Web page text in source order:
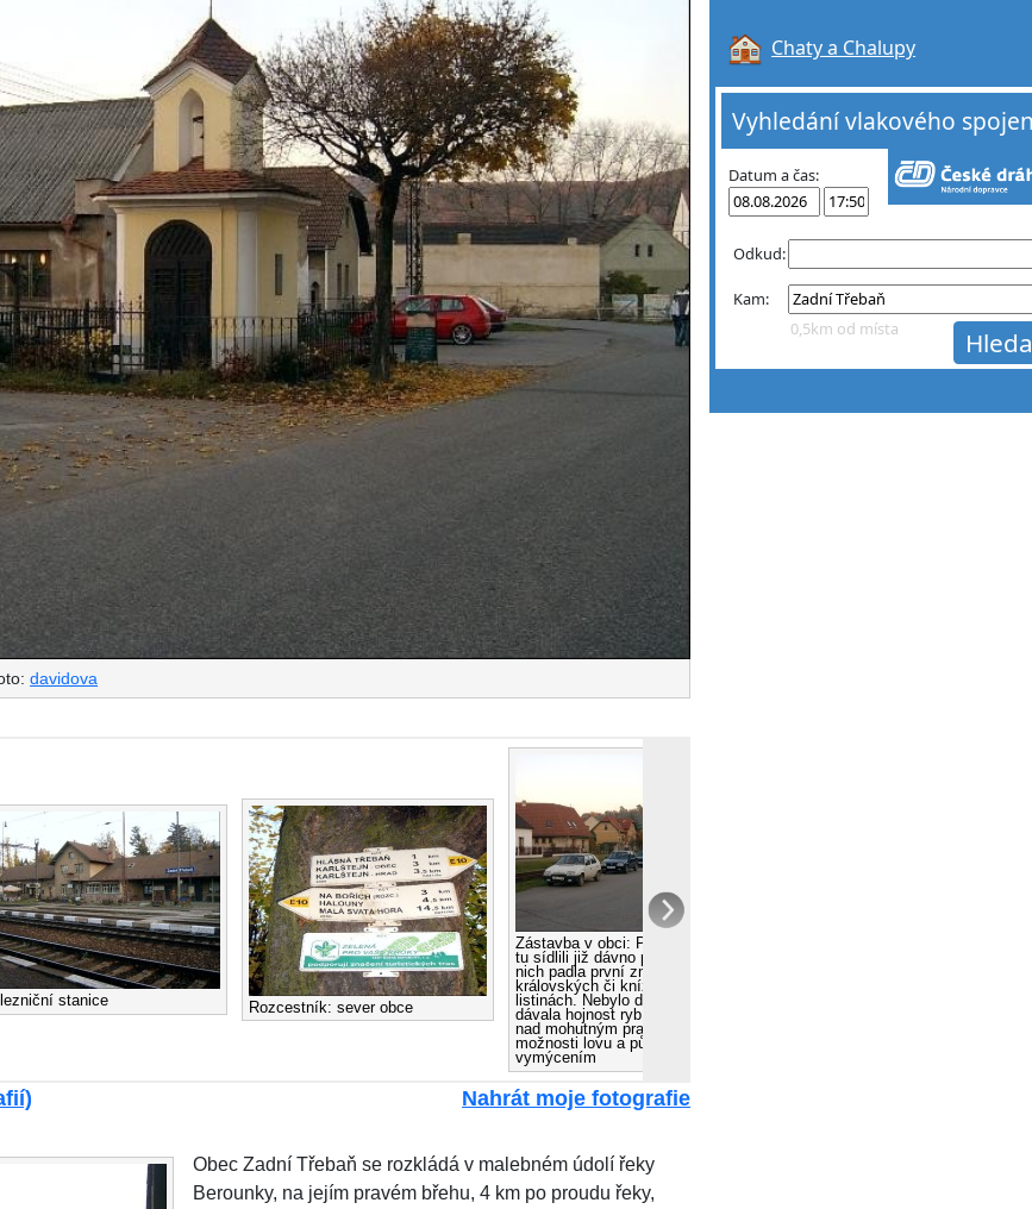
davidova
stanice Rozcestník: sever obce
Zástavba v obci: První obyvatelé
tu sídlili již dávno předtím, než o
nich padla první zmínka v
královských či knížecích
listinách. Nebylo divu. Řeka jim
dávala hojnost ryb, stahujících se
nad mohutným prahem,les
možnosti lovu a půda získaná
vymýcením
Nahrát moje fotografie
Obec Zadní Třebaň se rozkládá v malebném údolí řeky
Berounky, na jejím pravém břehu, 4 km po proudu řeky,
Chaty a Chalupy
Vyhledání vlakového
Datum a čas:
Odkud:
Kam:
0,5km od místa